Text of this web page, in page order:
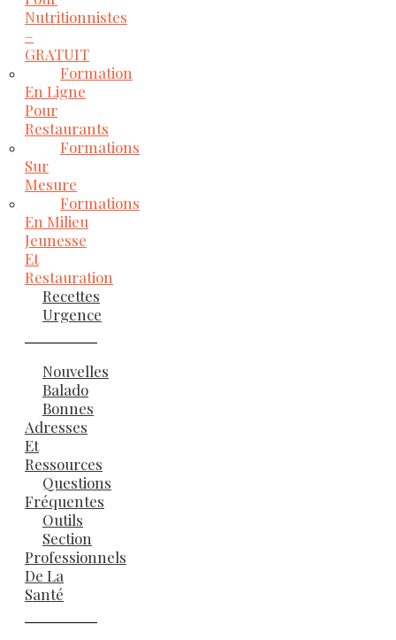
Nutritionnistes
–
GRATUIT
Formation
En Ligne
Pour
Restaurants
Formations
Sur
Mesure
Formations
En Milieu
Jeunesse
Et
Restauration
Recettes
Urgence
Nouvelles
Balado
Bonnes
Adresses
Et
Ressources
Questions
Fréquentes
Outils
Section
Professionnels
De La
Santé